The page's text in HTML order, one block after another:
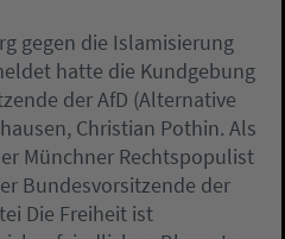
gegen die Islamisierung
hatte die Kundgebung
der AfD (Alternative
Christian Pothin. Als
Münchner Rechtspopulist
Bundesvorsitzende der
Die Freiheit ist